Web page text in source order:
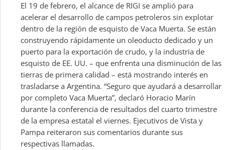
El 19 de febrero, el alcance de RIGI se amplió para
acelerar el desarrollo de campos petroleros sin explotar
dentro de la región de esquisto de Vaca Muerta. Se están
construyendo rápidamente un oleoducto dedicado y un
puerto para la exportación de crudo, y la industria de
esquisto de EE. UU. – que enfrenta una disminución de las
tierras de primera calidad – está mostrando interés en
trasladarse a Argentina. “Seguro que ayudará a desarrollar
por completo Vaca Muerta”, declaró Horacio Marín
durante la conferencia de resultados del cuarto trimestre
de la empresa estatal el viernes. Ejecutivos de Vista y
Pampa reiteraron sus comentarios durante sus
respectivas llamadas.